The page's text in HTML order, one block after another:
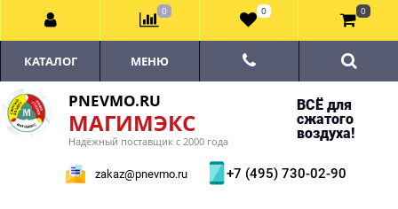
PNEVMO.RU
МАГИМЭКС
Надёжный поставщик с 2000 года
ВСЁ для
сжатого
воздуха!
zakaz@pnevmo.ru +7 (495) 730-02-90
КАТАЛОГ МЕНЮ
0 0 0